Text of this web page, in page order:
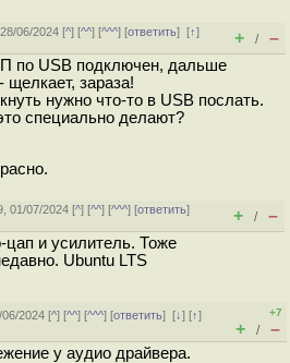
06/2024 [^] [^^] [^^^] [ответить][↑]
+ / –
по USB подключен, дальше
щелкает, зараза!
нужно что-то в USB послать.
специально делают?
01/07/2024 [^] [^^] [^^^] [ответить]
+ / –
и усилитель. Тоже
Ubuntu LTS
2024 [^] [^^] [^^^] [ответить][↓] [↑]
+7
+ / –
у аудио драйвера.